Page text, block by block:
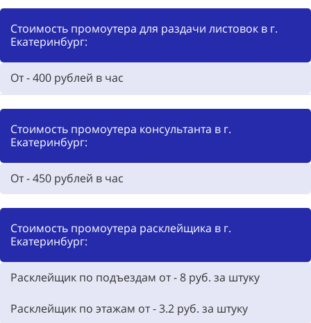
Стоимость промоутера для раздачи листовок в г.
Екатеринбург:
От - 400 рублей в час
Стоимость промоутера консультанта в г.
Екатеринбург:
От - 450 рублей в час
Стоимость промоутера расклейщика в г.
Екатеринбург:
Расклейщик по подъездам от - 8 руб. за штуку
Расклейщик по этажам от - 3.2 руб. за штуку